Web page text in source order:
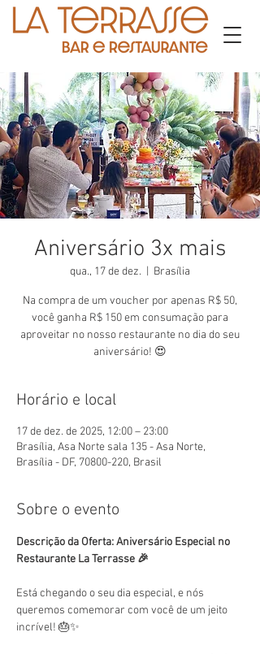
Aniversário 3x mais
qua., 17 de dez. Brasília
Na compra de um voucher por apenas R$ 50,
você ganha R$ 150 em consumação para
aproveitar no nosso restaurante no dia do seu
aniversário! 😍
Horário e local
17 de dez. de 2025, 12:00 – 23:00
Brasília, Asa Norte sala 135 - Asa Norte,
Brasília - DF, 70800-220, Brasil
Sobre o evento
Descrição da Oferta: Aniversário Especial no
Restaurante La Terrasse 🎉
Está chegando o seu dia especial, e nós
queremos comemorar com você de um jeito
incrível! 🎂✨